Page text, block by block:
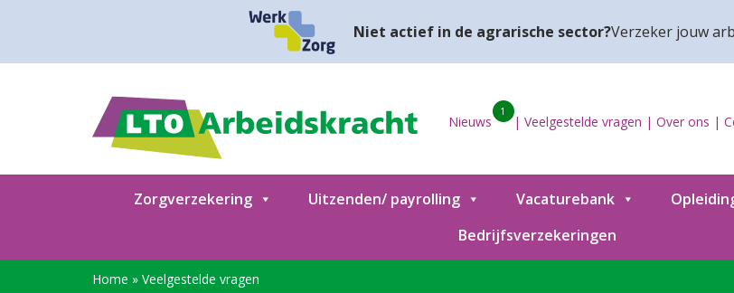
Niet actief in de agrarische sector?Verzeker jouw
Nieuws
1
| Veelgestelde vragen | Over ons |
Zorgverzekering Uitzenden/ payrolling Vacaturebank
Bedrijfsverzekeringen
Home » Veelgestelde vragen